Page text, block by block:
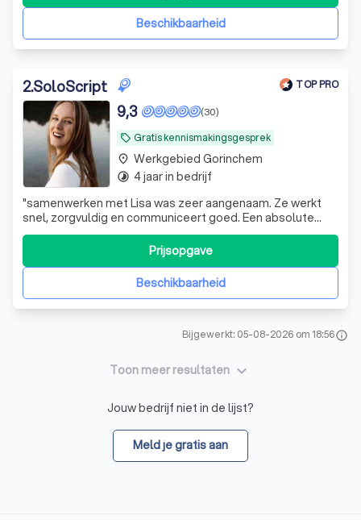
Beschikbaarheid
2.SoloScript TOP PRO
local_offer Gratis kennismakingsgesprek
(30)
9,3
"samenwerken met Lisa was zeer aangenaam. Ze werkt
snel, zorgvuldig en communiceert goed. Een absolute
aanrader voor wie op zoek is naar uitstekende
Beschikbaarheid
Prijsopgave
place Werkgebied Gorinchem
timelapse 4 jaar in bedrijf
Bijgewerkt: 05-08-2026 om 18:56info
Toon meer resultaten keyboard_arrow_down
Jouw bedrijf niet in de lijst?
Meld je gratis aan